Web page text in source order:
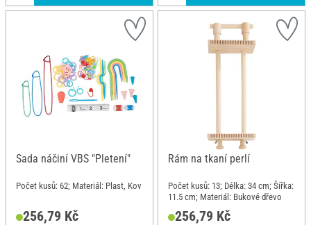
Sada náčiní VBS "Pletení"
Počet kusů: 62; Materiál: Plast, Kov
256,79 Kč
Rám na tkaní perlí
Počet kusů: 13; Délka: 34 cm; Šířka:
11.5 cm; Materiál: Bukové dřevo
256,79 Kč